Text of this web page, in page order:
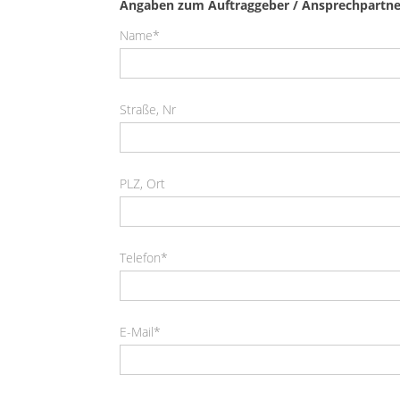
Angaben zum Auftraggeber /
Name*
Straße, Nr
PLZ, Ort
Telefon*
E-Mail*